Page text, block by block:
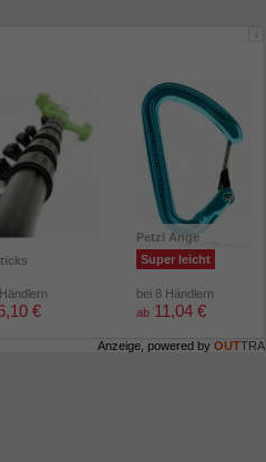
i
€
Petzl Ange
Super leicht
bei 8 Händlern
ab 11,04 €
Anzeige, powered by OUTTRA